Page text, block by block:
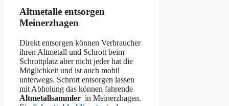
Altmetalle entsorgen
Meinerzhagen
Direkt entsorgen können Verbraucher
ihren Altmetall und Schrott beim
Schrottplatz aber nicht jeder hat die
Möglichkeit und ist auch mobil
unterwegs. Schrott entsorgen lassen
mit Abholung das können fahrende
Altmetallsammler in Meinerzhagen.